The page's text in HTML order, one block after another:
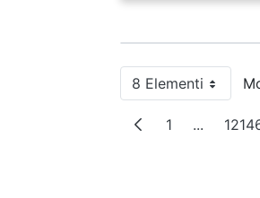
8 ElementiPer pagina
Pagina
1 ...Pagine